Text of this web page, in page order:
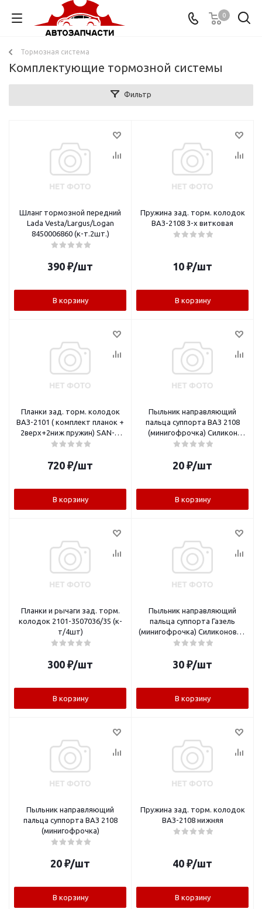
0
Тормозная система
Комплектующие тормозной системы
Фильтр
Шланг тормозной передний
Lada Vesta/Largus/Logan
8450006860 (к-т.2шт.)
390 ₽/шт
В корзину
Пружина зад. торм. колодок
ВАЗ-2108 3-х витковая
10 ₽/шт
В корзину
Планки зад. торм. колодок
ВАЗ-2101 ( комплект планок +
2верх+2ниж пружин) SAN-D
WL2010
720 ₽/шт
В корзину
Пыльник направляющий
пальца суппорта ВАЗ 2108
(минигофрочка) Силикон
черный
20 ₽/шт
В корзину
Планки и рычаги зад. торм.
колодок 2101-3507036/35 (к-
т/4шт)
300 ₽/шт
В корзину
Пыльник направляющий
пальца суппорта Газель
(минигофрочка) Силиконовый
синий
30 ₽/шт
В корзину
Пыльник направляющий
пальца суппорта ВАЗ 2108
(минигофрочка)
20 ₽/шт
В корзину
Пружина зад. торм. колодок
ВАЗ-2108 нижняя
40 ₽/шт
В корзину